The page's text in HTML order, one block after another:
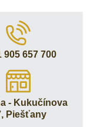
905 657 700
- Kukučínova
Piešťany